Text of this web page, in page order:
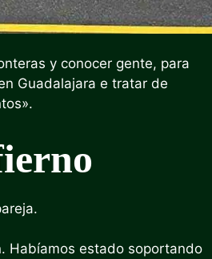
y conocer gente, para
Guadalajara e tratar de
Habíamos estado soportando